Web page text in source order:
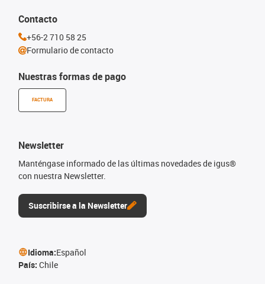
Nuestras formas de pago
FACTURA
Newsletter
Manténgase informado de las últimas novedades de igus®
con nuestra Newsletter.
Suscribirse a la Newsletter
Contacto
+56-2 710 58 25
Formulario de contacto
Idioma:Español
País: Chile